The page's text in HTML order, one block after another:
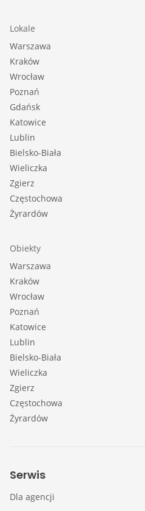
Lokale
Warszawa
Kraków
Wrocław
Poznań
Gdańsk
Katowice
Lublin
Bielsko-Biała
Wieliczka
Zgierz
Częstochowa
Żyrardów
Obiekty
Warszawa
Kraków
Wrocław
Poznań
Katowice
Lublin
Bielsko-Biała
Wieliczka
Zgierz
Częstochowa
Żyrardów
Serwis
Dla agencji